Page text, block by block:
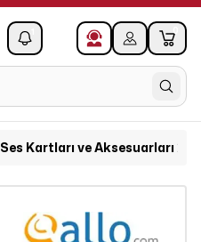
0
Ses Kartları ve Aksesuarları